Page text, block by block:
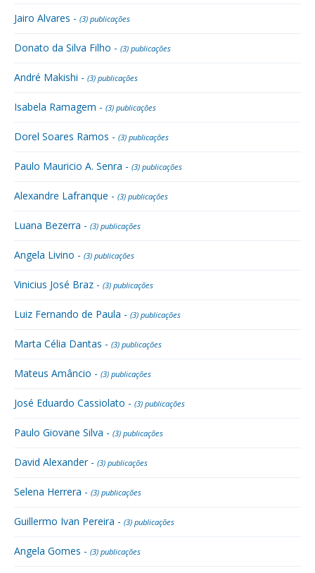
Jairo Alvares - (3) publicações
Donato da Silva Filho - (3) publicações
André Makishi - (3) publicações
Isabela Ramagem - (3) publicações
Dorel Soares Ramos - (3) publicações
Paulo Mauricio A. Senra - (3) publicações
Alexandre Lafranque - (3) publicações
Luana Bezerra - (3) publicações
Angela Livino - (3) publicações
Vinicius José Braz - (3) publicações
Luiz Fernando de Paula - (3) publicações
Marta Célia Dantas - (3) publicações
Mateus Amâncio - (3) publicações
José Eduardo Cassiolato - (3) publicações
Paulo Giovane Silva - (3) publicações
David Alexander - (3) publicações
Selena Herrera - (3) publicações
Guillermo Ivan Pereira - (3) publicações
Angela Gomes - (3) publicações